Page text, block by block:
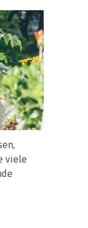
viele